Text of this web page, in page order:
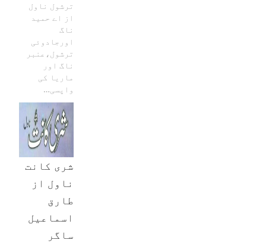
ترشول ناول
از اے حمید
ناگ
اورجادوئی
ترشول،عنبر
ناگ اور
ماریا کی
واپسی…
شری کانت
ناول از
طارق
اسماعیل
ساگر